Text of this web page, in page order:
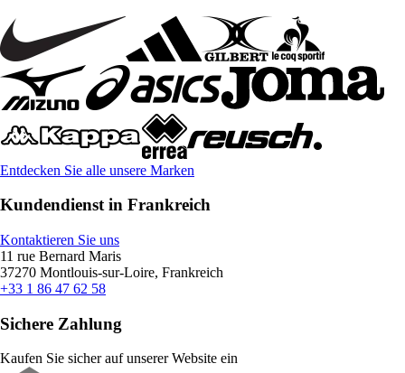
Entdecken Sie alle unsere Marken
Kundendienst in Frankreich
Kontaktieren Sie uns
11 rue Bernard Maris
37270 Montlouis-sur-Loire, Frankreich
+33 1 86 47 62 58
Sichere Zahlung
Kaufen Sie sicher auf unserer Website ein